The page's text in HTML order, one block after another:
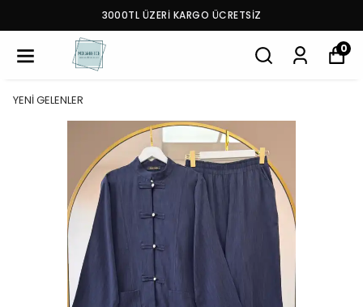
3000TL ÜZERİ KARGO ÜCRETSİZ
0
YENİ GELENLER